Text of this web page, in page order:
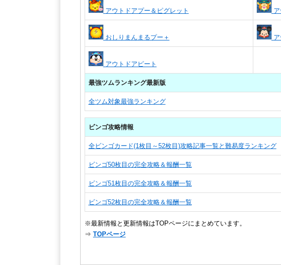
アウトドアプー＆ピグレット
おしりまんまるプー＋
アウトドアピート
最強ツムランキング最新版
全ツム対象最強ランキング
ビンゴ攻略情報
全ビンゴカード(1枚目～52枚目)攻略記事一覧と難易度ランキング
ビンゴ50枚目の完全攻略＆報酬一覧
ビンゴ51枚目の完全攻略＆報酬一覧
ビンゴ52枚目の完全攻略＆報酬一覧
※最新情報と更新情報はTOPページにまとめています。
⇒ TOPページ